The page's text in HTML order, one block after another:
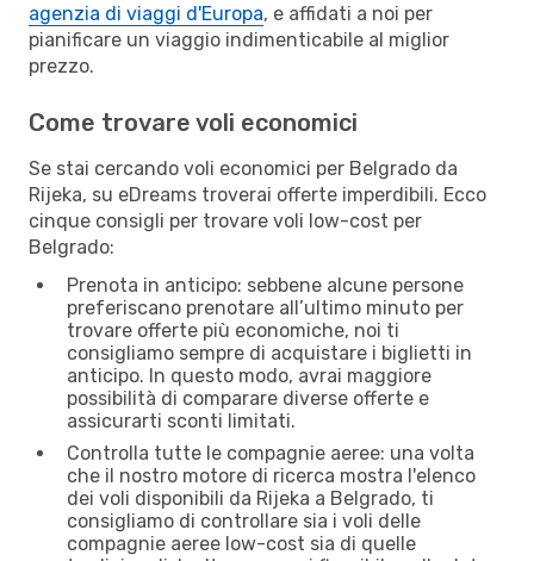
agenzia di viaggi d'Europa, e affidati a noi per
pianificare un viaggio indimenticabile al miglior
prezzo.
Come trovare voli economici
Se stai cercando voli economici per Belgrado da
Rijeka, su eDreams troverai offerte imperdibili. Ecco
cinque consigli per trovare voli low-cost per
Belgrado:
Prenota in anticipo: sebbene alcune persone
preferiscano prenotare all’ultimo minuto per
trovare offerte più economiche, noi ti
consigliamo sempre di acquistare i biglietti in
anticipo. In questo modo, avrai maggiore
possibilità di comparare diverse offerte e
assicurarti sconti limitati.
Controlla tutte le compagnie aeree: una volta
che il nostro motore di ricerca mostra l'elenco
dei voli disponibili da Rijeka a Belgrado, ti
consigliamo di controllare sia i voli delle
compagnie aeree low-cost sia di quelle